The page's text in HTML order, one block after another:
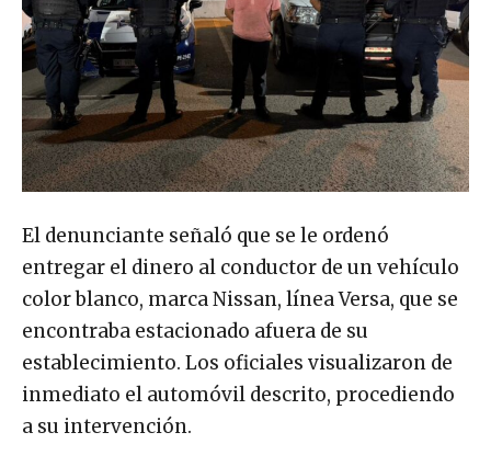
El denunciante señaló que se le ordenó
entregar el dinero al conductor de un vehículo
color blanco, marca Nissan, línea Versa, que se
encontraba estacionado afuera de su
establecimiento. Los oficiales visualizaron de
inmediato el automóvil descrito, procediendo
a su intervención.